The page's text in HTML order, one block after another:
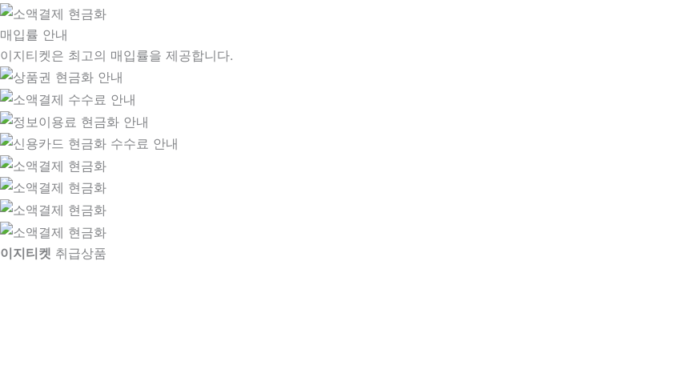
매입률 안내
이지티켓은 최고의 매입률을 제공합니다.
이지티켓 취급상품